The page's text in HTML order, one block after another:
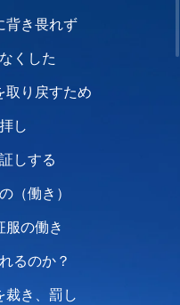
背き畏れず
くした
取り戻すため
し
しする
（働き）
服の働き
るのか？
裁き、罰し